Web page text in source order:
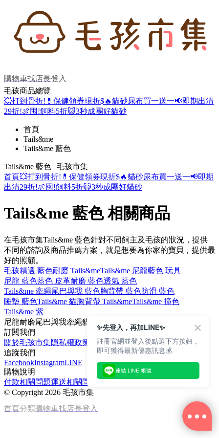
購物車找店長登入
毛孩商品總覽
💥打到骨折! 💊保健領券現折$🔥貓砂尿布買一送一📢即期出清
29折!🍖囤!飼料5折😺3秒成團好貓砂
首頁
Tails&me
Tails&me 藍色
Tails&me 藍色 | 毛孩市集
首頁💥打到骨折! 💊保健領券現折$🔥貓砂尿布買一送一📢即期
出清29折!🍖囤!飼料5折😺3秒成團好貓砂
Tails&me 藍色 相關商品
在毛孩市集Tails&me 藍色針對不同飼主及毛孩的狀況，提供
不同的諮詢及商品推薦方案，就是想要為你家的寶貝，提供最
好的照顧。
毛孩精選 藍色耐磨 Tails&meTails&me 尼龍藍色 玩具
尼龍 藍色藍色 皮革耐磨 藍色透氣 藍色
Tails&me 牽繩尾巴與我 藍色胸背帶 藍色防滑 藍色
睡墊 藍色Tails&me 貓胸背帶 Tails&meTails&me 撞色
Tails&me 紫
尼龍耐磨尾巴與我牽繩貓
訂閱我們
關於毛孩市集隱私權政策
文章
追蹤我們
FacebookInstagramLINE
購物說明
付款相關問題運送相關問題
© Copyright 2026 毛孩市集
首頁分類購物車找店長登入
✨先登入，再加LINE✨
註冊官網並登入後點選下方按鈕，
即可獲得最新優惠訊息💰
連結 LINE 帳號